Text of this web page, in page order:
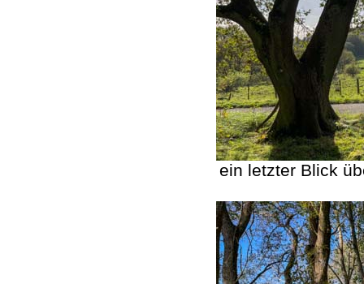
ein letzter Blick